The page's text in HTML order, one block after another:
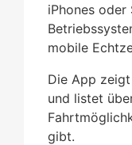
iPhones
mobile
Die App
und listet
gibt.